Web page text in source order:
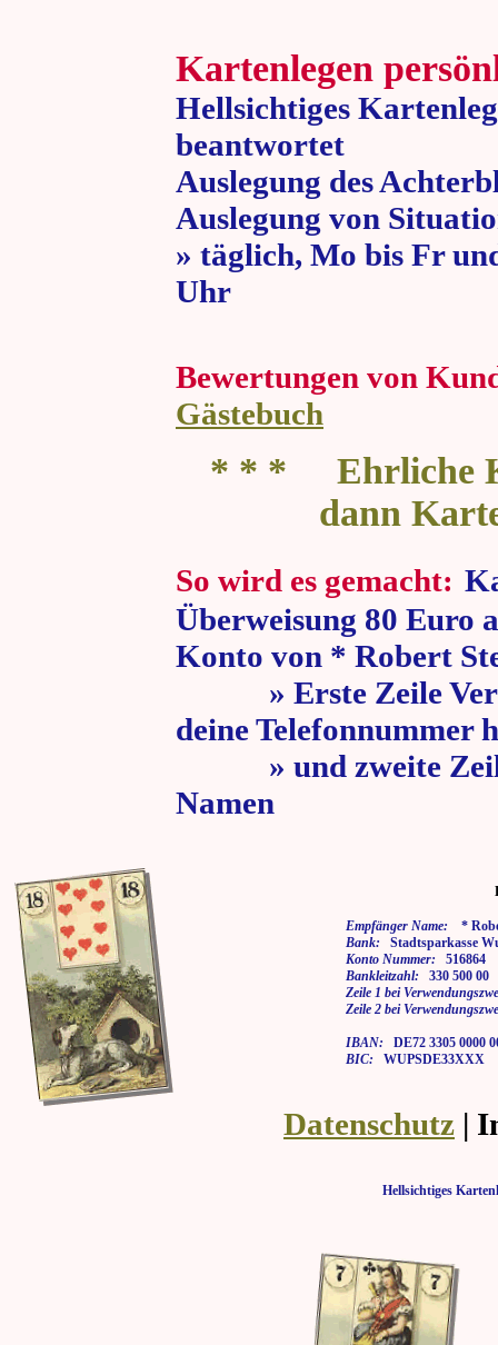
Kartenlegen
Hellsichtiges
beantwortet
Auslegung des
Auslegung von
» täglich, Mo bis Fr
Uhr » 80
Bewertungen von
Gästebuch
* * * Ehrliche
dann
So wird es gemacht:
Überweisung 80 Euro
Konto von * Robert
» Erste Zeile
deine Telefonnummer
» und zweite Zeile
Namen
Empfänger Name: *
Bank: Stadtsparkasse
Konto Nummer: 516864
Bankleitzahl: 330 500 00
Zeile 1 bei
Zeile 2 bei
IBAN: DE72 3305 0000
BIC: WUPSDE33XXX
Datenschutz |
Hellsichtiges